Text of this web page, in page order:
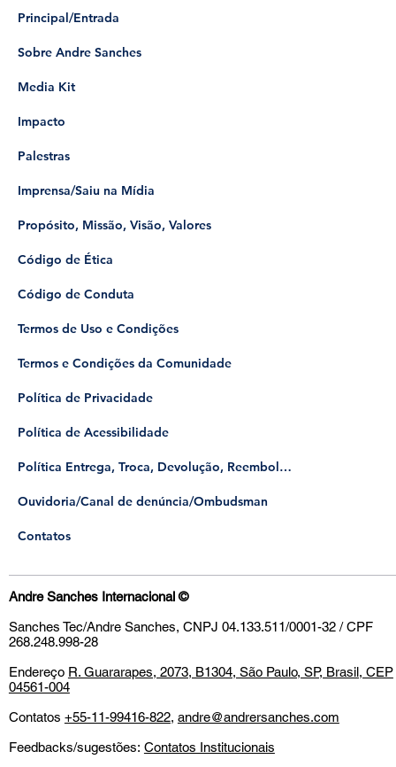
Principal/Entrada
Sobre Andre Sanches
Media Kit
Impacto
Palestras
Imprensa/Saiu na Mídia
Propósito, Missão, Visão, Valores
Código de Ética
Código de Conduta
Termos de Uso e Condições
Termos e Condições da Comunidade
Política de Privacidade
Política de Acessibilidade
Política Entrega, Troca, Devolução, Reembolso
​Ouvidoria/Canal de denúncia/Ombudsman
Contatos
Andre Sanches Internacional©
Sanches Tec/Andre Sanches, CNPJ 04.133.511/0001-32 / CPF
268.248.998-28
Endereço R. Guararapes, 2073, B1304, São Paulo, SP, Brasil, CEP
04561-004
Contatos +55-11-99416-822, andre@andrersanches.com
Feedbacks/sugestões: Contatos Institucionais